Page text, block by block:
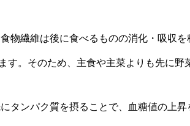
物繊維は後に食べるものの消化・吸収
す。そのため、主食や主菜よりも先に野
タンパク質を摂ることで、血糖値の上